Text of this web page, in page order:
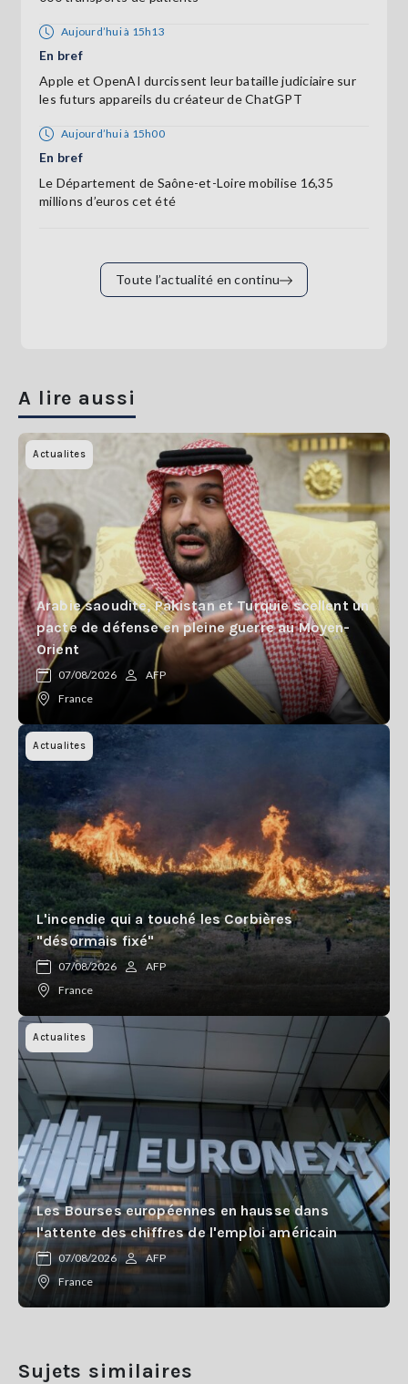
Aujourd’hui à 15h13
En bref
Apple et OpenAI durcissent leur bataille judiciaire sur
les futurs appareils du créateur de ChatGPT
Aujourd’hui à 15h00
En bref
Le Département de Saône-et-Loire mobilise 16,35
millions d’euros cet été
Toute l’actualité en continu
A lire aussi
Actualites
Arabie saoudite, Pakistan et Turquie scellent un
pacte de défense en pleine guerre au Moyen-
Orient
07/08/2026
AFP
France
Actualites
L'incendie qui a touché les Corbières
"désormais fixé"
07/08/2026
AFP
France
Actualites
Les Bourses européennes en hausse dans
l'attente des chiffres de l'emploi américain
07/08/2026
AFP
France
Sujets similaires